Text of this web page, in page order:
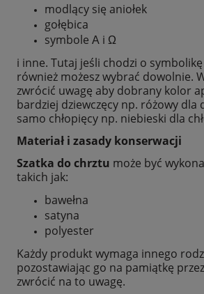
modlący się aniołek
gołębica
symbole Α i Ω
i inne. Tutaj jeśli chodzi o
również możesz wybrać dowolnie.
zwrócić uwagę aby dobrany kolor
bardziej dziewczęcy np. różowy dla
samo chłopięcy np. niebieski dla
Materiał i zasady konserwacji
Szatka do chrztu może być
takich jak:
bawełna
satyna
polyester
Każdy produkt wymaga innego
pozostawiając go na pamiątkę
zwrócić na to uwagę.